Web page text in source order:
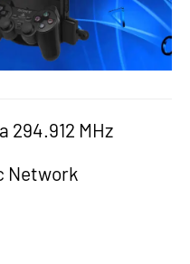
294.912 MHz
Network